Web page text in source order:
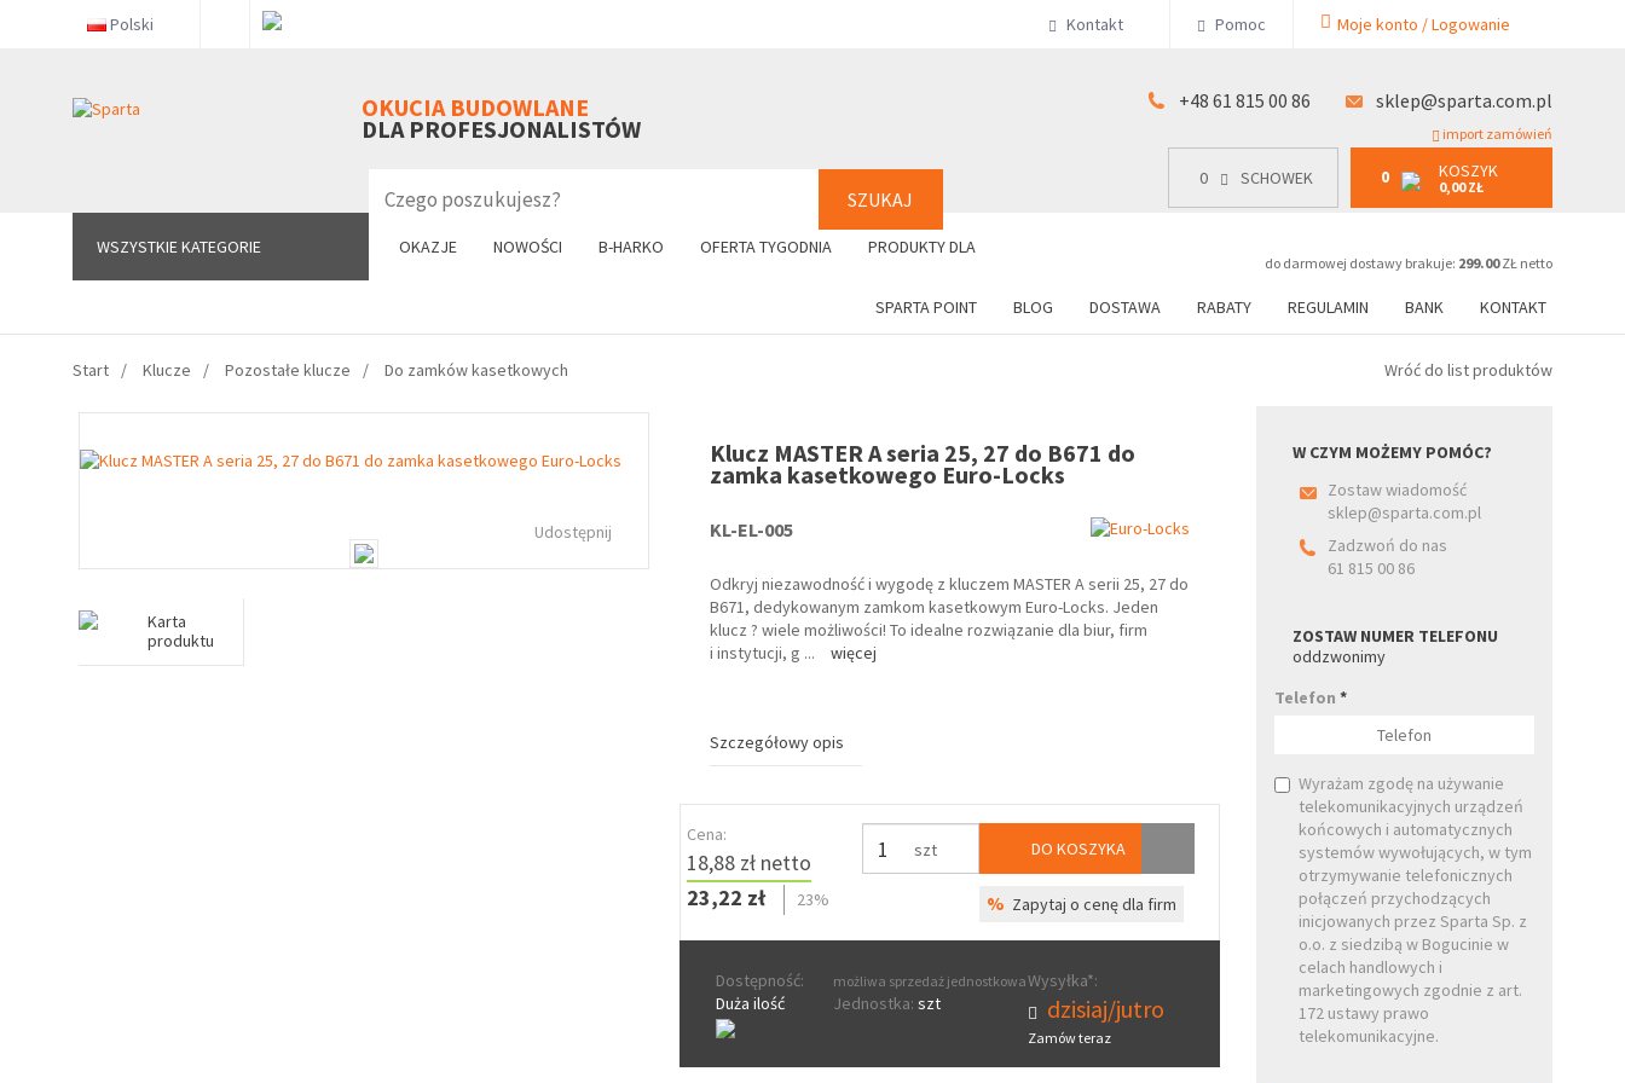
Polski Kontakt Pomoc Moje konto / Logowanie
OKUCIA BUDOWLANE
DLA PROFESJONALISTÓW
SZUKAJ
+48 61 815 00 86 sklep@sparta.com.pl
import zamówień
0 SCHOWEK 0 KOSZYK
0,00 ZŁ
do darmowej dostawy brakuje: 299.00ZŁ netto
WSZYSTKIE KATEGORIE OKAZJE NOWOŚCI B-HARKO OFERTA TYGODNIA PRODUKTY DLA
SPARTA POINT BLOG DOSTAWA RABATY REGULAMIN BANK KONTAKT
WSZYSTKIE KATEGORIE 0 SCHOWEK 0 KOSZYK
0,00 ZŁ
+48 61 815 00 86
Start Klucze Pozostałe klucze Do zamków kasetkowych Wróć do list produktów
Udostępnij
Karta
produktu
Klucz MASTER A seria 25, 27 do B671 do
zamka kasetkowego Euro-Locks
KL-EL-005
Odkryj niezawodność i wygodę z kluczem MASTER A serii 25, 27 do
B671, dedykowanym zamkom kasetkowym Euro-Locks. Jeden
klucz ? wiele możliwości! To idealne rozwiązanie dla biur, firm
i instytucji, g ... więcej
Szczegółowy opis
Cena:
18,88 zł netto
23,22 zł
23%
szt DO KOSZYKA
% Zapytaj o cenę dla firm
Dostępność:
Duża ilość
możliwa sprzedaż jednostkowa
Jednostka: szt
Wysyłka*:
dzisiaj/jutro
Zamów teraz
W CZYM MOŻEMY POMÓC?
Zostaw wiadomość
sklep@sparta.com.pl
Zadzwoń do nas
61 815 00 86
ZOSTAW NUMER TELEFONU
oddzwonimy
Telefon*
Wyrażam zgodę na używanie
telekomunikacyjnych urządzeń
końcowych i automatycznych
systemów wywołujących, w tym
otrzymywanie telefonicznych
połączeń przychodzących
inicjowanych przez Sparta Sp. z
o.o. z siedzibą w Bogucinie w
celach handlowych i
marketingowych zgodnie z art.
172 ustawy prawo
telekomunikacyjne.